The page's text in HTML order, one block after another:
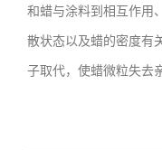
和蜡与涂料到相互作用
散状态以及蜡的密度有
子取代，使蜡微粒失去